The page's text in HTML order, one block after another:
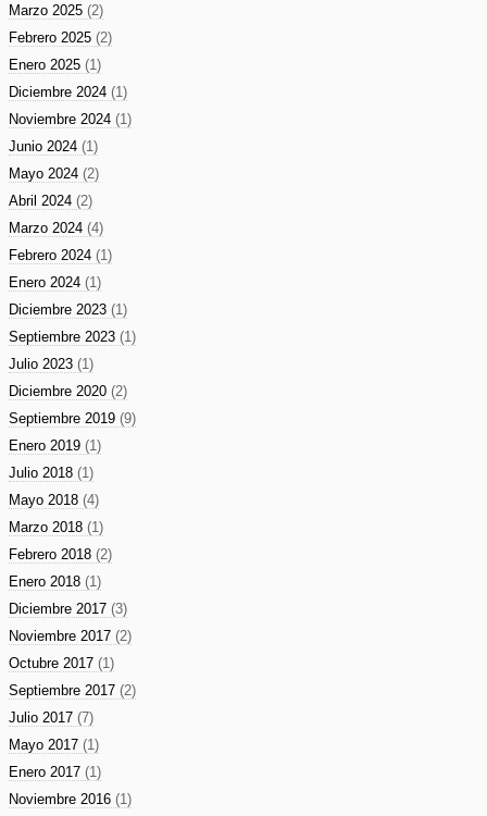
Marzo 2025 (2)
Febrero 2025 (2)
Enero 2025 (1)
Diciembre 2024 (1)
Noviembre 2024 (1)
Junio 2024 (1)
Mayo 2024 (2)
Abril 2024 (2)
Marzo 2024 (4)
Febrero 2024 (1)
Enero 2024 (1)
Diciembre 2023 (1)
Septiembre 2023 (1)
Julio 2023 (1)
Diciembre 2020 (2)
Septiembre 2019 (9)
Enero 2019 (1)
Julio 2018 (1)
Mayo 2018 (4)
Marzo 2018 (1)
Febrero 2018 (2)
Enero 2018 (1)
Diciembre 2017 (3)
Noviembre 2017 (2)
Octubre 2017 (1)
Septiembre 2017 (2)
Julio 2017 (7)
Mayo 2017 (1)
Enero 2017 (1)
Noviembre 2016 (1)